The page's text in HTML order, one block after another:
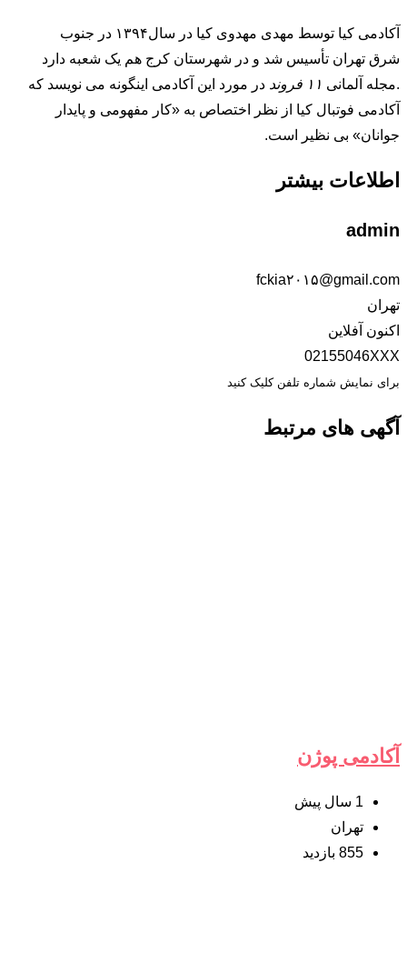
آکادمی کیا توسط مهدی مهدوی کیا در سال۱۳۹۴ در جنوب
شرق تهران تأسیس شد و در شهرستان کرج هم یک شعبه دارد
.مجله آلمانی ۱۱ فروند
در مورد این آکادمی اینگونه می نویسد که
آکادمی فوتبال کیا از نظر اختصاص به «کار مفهومی و پایدار
جوانان» بی نظیر است.
اطلاعات بیشتر
admin
fckia۲۰۱۵@gmail.com
تهران
اکنون آفلاین
02155046XXX
برای نمایش شماره تلفن کلیک کنید
آگهی های مرتبط
آکادمی پوژن
1 سال پیش
تهران
855 بازدید